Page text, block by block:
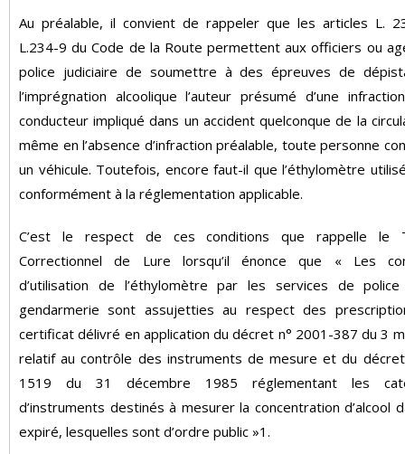
Au préalable, il convient de rappeler que les articles L.
L.234-9 du Code de la Route permettent aux officiers ou
police judiciaire de soumettre à des épreuves de
l’imprégnation alcoolique l’auteur présumé d’une
conducteur impliqué dans un accident quelconque de la
même en l’absence d’infraction préalable, toute personne
un véhicule. Toutefois, encore faut-il que l’éthylomètre
conformément à la réglementation applicable.
C’est le respect de ces conditions que rappelle le
Correctionnel de Lure lorsqu’il énonce que « Les
d’utilisation de l’éthylomètre par les services de
gendarmerie sont assujetties au respect des
certificat délivré en application du décret n° 2001-387 du 3
relatif au contrôle des instruments de mesure et du
1519 du 31 décembre 1985 réglementant les
d’instruments destinés à mesurer la concentration d’alcool
expiré, lesquelles sont d’ordre public »1.